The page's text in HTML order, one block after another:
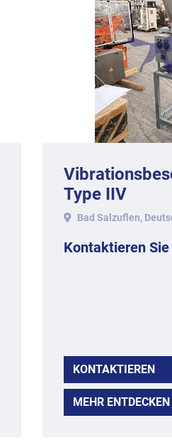
Type IIV
Bad Salzuflen,
Kontaktieren
KONTAKTIEREN
MEHR ENTDECKEN